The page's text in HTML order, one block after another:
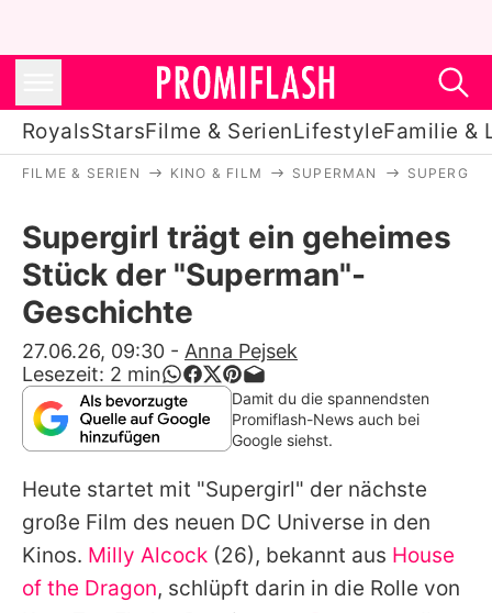
RoyalsStarsFilme & SerienLifestyleFamilie &
Stars
Filme & Serien
Lifestyle
Familie & Liebe
Promiflash Exklusiv
Alle Themen auf Promiflash
Jobs
App runterladen
FILME & SERIEN KINO & FILM SUPERMAN
Supergirl trägt ein geheimes
Stück der "Superman"-
Geschichte
27.06.26, 09:30 - Anna Pejsek
Lesezeit: 2 min
Damit du die spannendsten
Promiflash-News auch bei
Google siehst.
Heute startet mit "Supergirl" der nächste
große Film des neuen DC Universe in den
Kinos. Milly Alcock (26), bekannt aus House
of the Dragon, schlüpft darin in die Rolle von